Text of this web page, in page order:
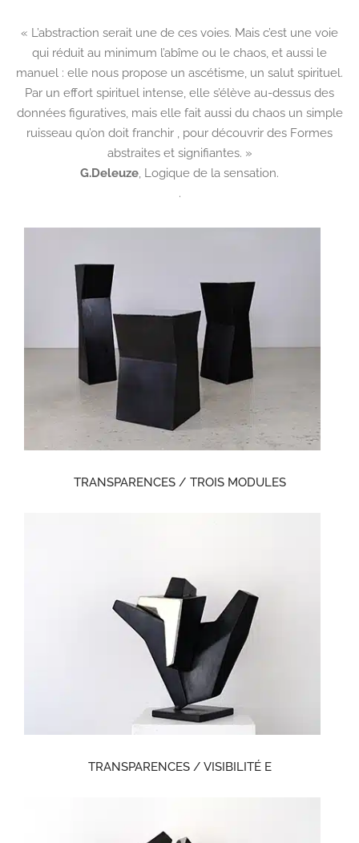
« L’abstraction serait une de ces voies. Mais c’est une voie
qui réduit au minimum l’abîme ou le chaos, et aussi le
manuel : elle nous propose un ascétisme, un salut spirituel.
Par un effort spirituel intense, elle s’élève au-dessus des
données figuratives, mais elle fait aussi du chaos un simple
ruisseau qu’on doit franchir , pour découvrir des Formes
abstraites et signifiantes. »
G.Deleuze, Logique de la sensation.
.
TRANSPARENCES / TROIS MODULES
TRANSPARENCES / VISIBILITÉ E